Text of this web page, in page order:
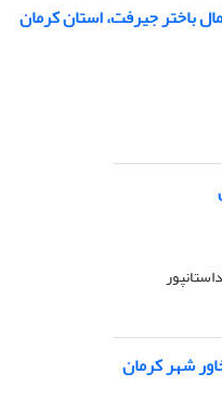
باختر جیرفت، استان کرمان
شهر کرمان